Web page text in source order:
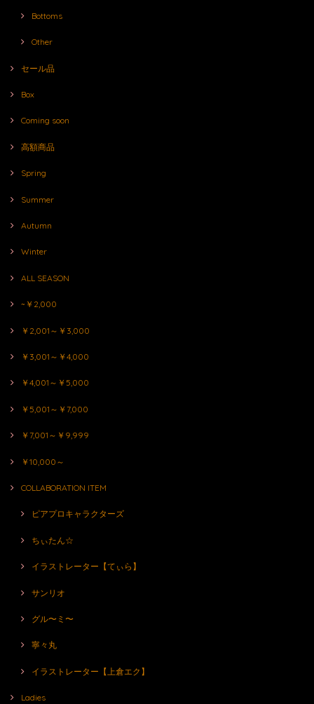
Bottoms
Other
セール品
Box
Coming soon
高額商品
Spring
Summer
Autumn
Winter
ALL SEASON
~￥2,000
￥2,001～￥3,000
￥3,001～￥4,000
￥4,001～￥5,000
￥5,001～￥7,000
￥7,001～￥9,999
￥10,000～
COLLABORATION ITEM
ピアプロキャラクターズ
ちぃたん☆
イラストレーター【てぃら】
サンリオ
グル〜ミ〜
寧々丸
イラストレーター【上倉エク】
Ladies